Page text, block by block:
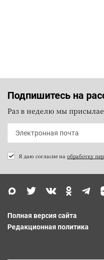
Подпишитесь на
Раз в неделю мы
Я даю согласие на обработку
Полная версия сайта
Редакционная политика